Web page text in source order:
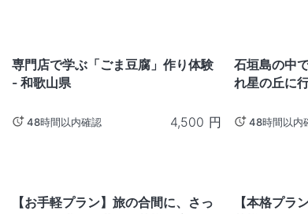
専門店で学ぶ「ごま豆腐」作り体験
- 和歌山県
48時間以内確認 4,500 円
石垣島の中
れ星の丘に
48時間以内
【お手軽プラン】旅の合間に、さっ
【本格プラ